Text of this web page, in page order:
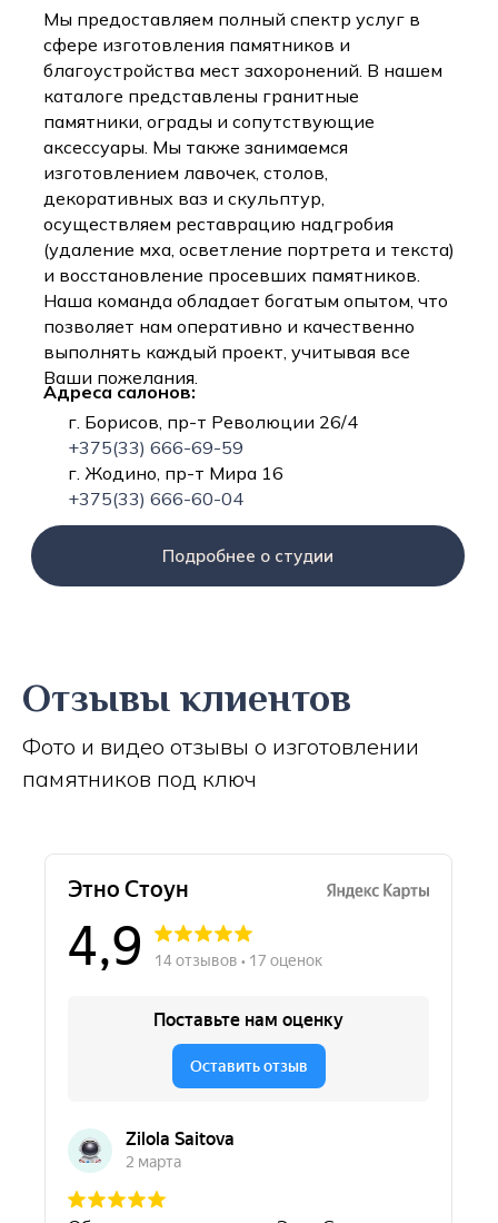
Мы предоставляем полный спектр услуг в
сфере изготовления памятников и
благоустройства мест захоронений. В нашем
каталоге представлены гранитные
памятники, ограды и сопутствующие
аксессуары. Мы также занимаемся
изготовлением лавочек, столов,
декоративных ваз и скульптур,
осуществляем реставрацию надгробия
(удаление мха, осветление портрета и текста)
и восстановление просевших памятников.
Наша команда обладает богатым опытом, что
позволяет нам оперативно и качественно
выполнять каждый проект, учитывая все
Ваши пожелания.
Адреса салонов:
г. Борисов, пр-т Революции 26/4
+375(33) 666-69-59
г. Жодино, пр-т Мира 16
+375(33) 666-60-04
Подробнее о студии
Отзывы клиентов
Фото и видео отзывы о изготовлении
памятников под ключ